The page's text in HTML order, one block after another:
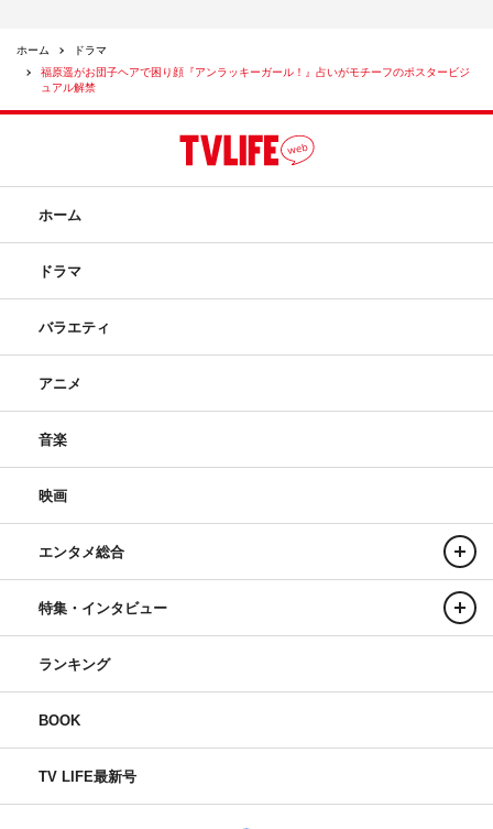
ホーム
ドラマ
福原遥がお団子ヘアで困り顔『アンラッキーガール！』占いがモチーフのポスタービジ
ュアル解禁
ホーム
ドラマ
バラエティ
アニメ
音楽
映画
エンタメ総合
特集・インタビュー
ランキング
BOOK
TV LIFE最新号